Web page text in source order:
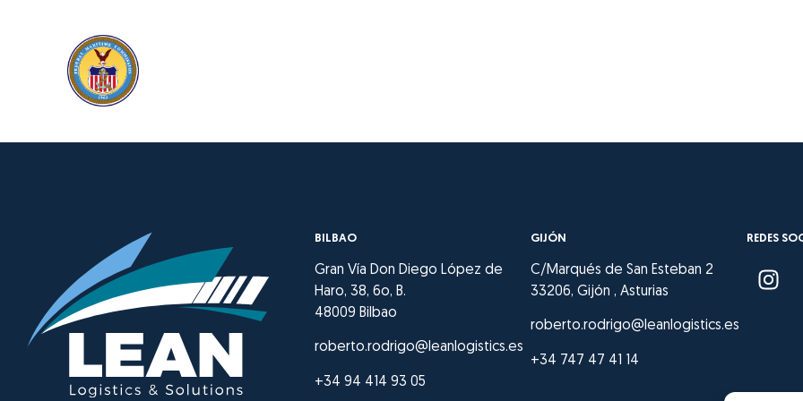
BILBAO
Gran Vía Don Diego López de
Haro, 38, 6o, B.
48009 Bilbao
roberto.rodrigo@leanlogistics.es
+34 94 414 93 05
GIJÓN
C/Marqués de San Esteban 2
33206, Gijón , Asturias
roberto.rodrigo@leanlogistics.es
+34 747 47 41 14
REDES